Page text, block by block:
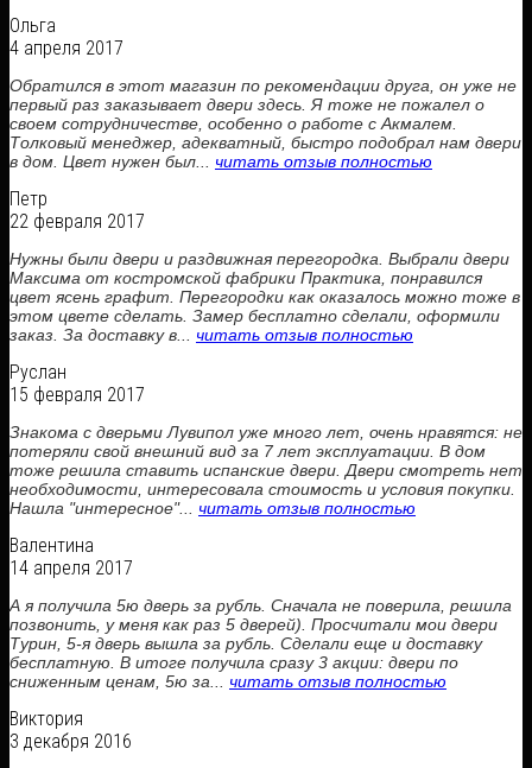
Ольга
4 апреля 2017
Обратился в этот магазин по рекомендации друга, он уже не
первый раз заказывает двери здесь. Я тоже не пожалел о
своем сотрудничестве, особенно о работе с Акмалем.
Толковый менеджер, адекватный, быстро подобрал нам двери
в дом. Цвет нужен был... читать отзыв полностью
Петр
22 февраля 2017
Нужны были двери и раздвижная перегородка. Выбрали двери
Максима от костромской фабрики Практика, понравился
цвет ясень графит. Перегородки как оказалось можно тоже в
этом цвете сделать. Замер бесплатно сделали, оформили
заказ. За доставку в... читать отзыв полностью
Руслан
15 февраля 2017
Знакома с дверьми Лувипол уже много лет, очень нравятся: не
потеряли свой внешний вид за 7 лет эксплуатации. В дом
тоже решила ставить испанские двери. Двери смотреть нет
необходимости, интересовала стоимость и условия покупки.
Нашла "интересное"... читать отзыв полностью
Валентина
14 апреля 2017
А я получила 5ю дверь за рубль. Сначала не поверила, решила
позвонить, у меня как раз 5 дверей). Просчитали мои двери
Турин, 5-я дверь вышла за рубль. Сделали еще и доставку
бесплатную. В итоге получила сразу 3 акции: двери по
сниженным ценам, 5ю за... читать отзыв полностью
Виктория
3 декабря 2016